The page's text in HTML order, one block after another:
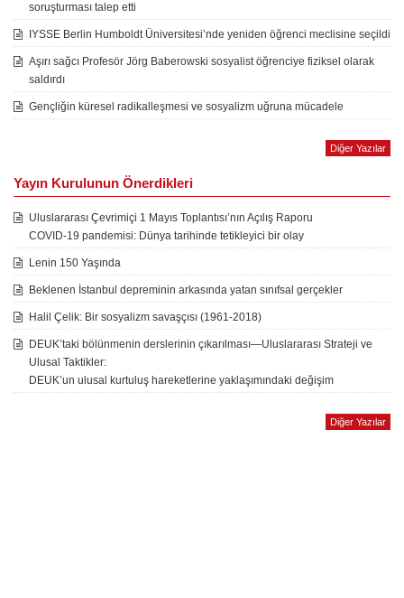
soruşturması talep etti
IYSSE Berlin Humboldt Üniversitesi’nde yeniden öğrenci meclisine seçildi
Aşırı sağcı Profesör Jörg Baberowski sosyalist öğrenciye fiziksel olarak
saldırdı
Gençliğin küresel radikalleşmesi ve sosyalizm uğruna mücadele
Diğer Yazılar
Yayın Kurulunun Önerdikleri
Uluslararası Çevrimiçi 1 Mayıs Toplantısı’nın Açılış Raporu
COVID-19 pandemisi: Dünya tarihinde tetikleyici bir olay
Lenin 150 Yaşında
Beklenen İstanbul depreminin arkasında yatan sınıfsal gerçekler
Halil Çelik: Bir sosyalizm savaşçısı (1961-2018)
DEUK’taki bölünmenin derslerinin çıkarılması—Uluslararası Strateji ve
Ulusal Taktikler:
DEUK’un ulusal kurtuluş hareketlerine yaklaşımındaki değişim
Diğer Yazılar